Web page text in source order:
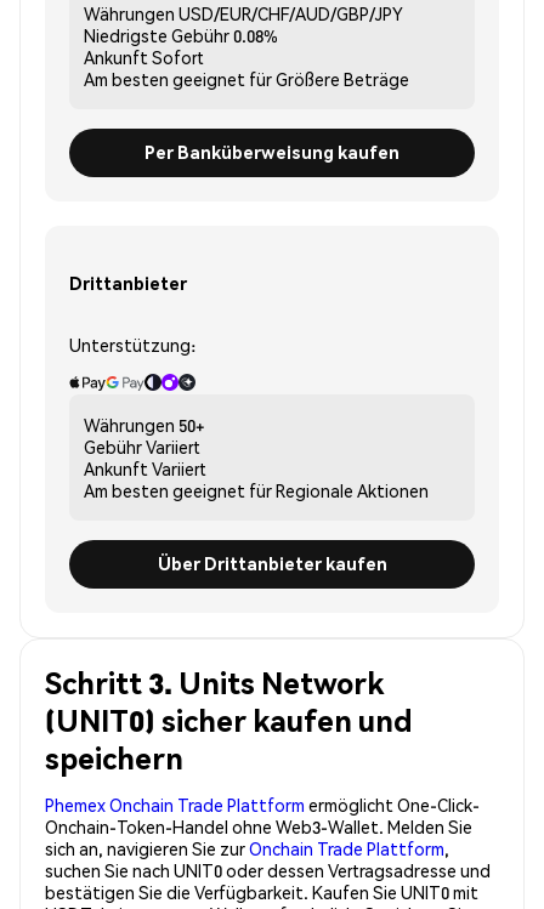
Währungen USD/EUR/CHF/AUD/GBP/JPY
Niedrigste Gebühr0.08%
Ankunft Sofort
Am besten geeignet fürGrößere Beträge
Per Banküberweisung kaufen
Drittanbieter
Unterstützung:
Währungen 50+
GebührVariiert
Ankunft Variiert
Am besten geeignet fürRegionale Aktionen
Über Drittanbieter kaufen
Schritt 3. Units Network
(UNIT0) sicher kaufen und
speichern
Phemex Onchain Trade Plattform ermöglicht One-Click-
Onchain-Token-Handel ohne Web3-Wallet. Melden Sie
sich an, navigieren Sie zurOnchain Trade Plattform,
suchen Sie nach UNIT0 oder dessen Vertragsadresse und
bestätigen Sie die Verfügbarkeit. Kaufen Sie UNIT0 mit